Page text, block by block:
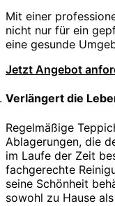
Mit einer
nicht nur für ein
eine gesunde
Jetzt Angebot
Verlängert die
Regelmäßige
Ablagerungen, die
im Laufe der Zeit
fachgerechte
seine Schönheit
sowohl zu Hause